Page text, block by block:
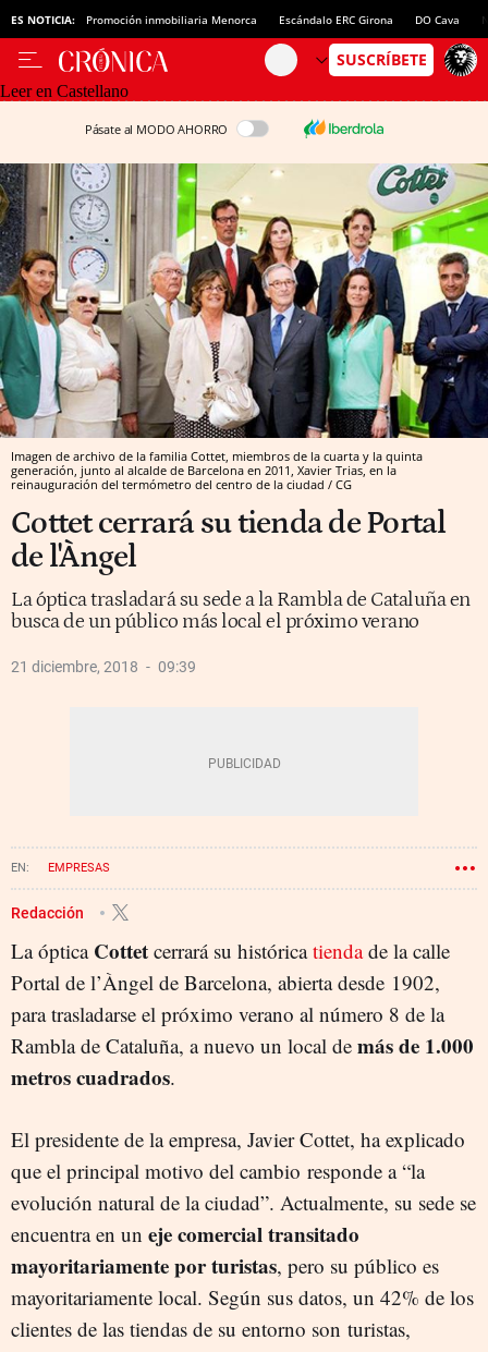
ES NOTICIA: Promoción inmobiliaria Menorca Escándalo ERC Girona DO Cava
Leer en Castellano
Pásate al MODO AHORRO
Imagen de archivo de la familia Cottet, miembros de la cuarta y la quinta
generación, junto al alcalde de Barcelona en 2011, Xavier Trias, en la
reinauguración del termómetro del centro de la ciudad / CG
Cottet cerrará su tienda de Portal
de l'Àngel
La óptica trasladará su sede a la Rambla de Cataluña en
busca de un público más local el próximo verano
21 diciembre, 2018 09:39
EMPRESAS
Redacción
La óptica Cottet cerrará su históricatiendade la calle
Portal de l’Àngel de Barcelona, abierta desde 1902,
para trasladarse el próximo verano al número 8 de la
Rambla de Cataluña, a nuevo un local de más de 1.000
metros cuadrados.
El presidente de la empresa, Javier Cottet, ha explicado
que el principal motivo del cambio responde a “la
evolución natural de la ciudad”. Actualmente, su sede se
encuentra en un eje comercial transitado
mayoritariamente por turistas, pero su público es
mayoritariamente local. Según sus datos, un 42% de los
clientes de las tiendas de su entorno son turistas,